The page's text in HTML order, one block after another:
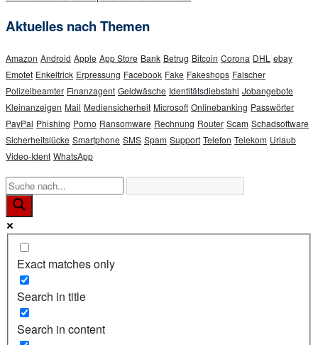
Aktuelles nach Themen
Amazon Android Apple App Store Bank Betrug Bitcoin Corona DHL ebay
Emotet Enkeltrick Erpressung Facebook Fake Fakeshops Falscher
Polizeibeamter Finanzagent Geldwäsche Identitätsdiebstahl Jobangebote
Kleinanzeigen Mail Mediensicherheit Microsoft Onlinebanking Passwörter
PayPal Phishing Porno Ransomware Rechnung Router Scam Schadsoftware
Sicherheitslücke Smartphone SMS Spam Support Telefon Telekom Urlaub
Video-Ident WhatsApp
Exact matches only
Search in title
Search in content